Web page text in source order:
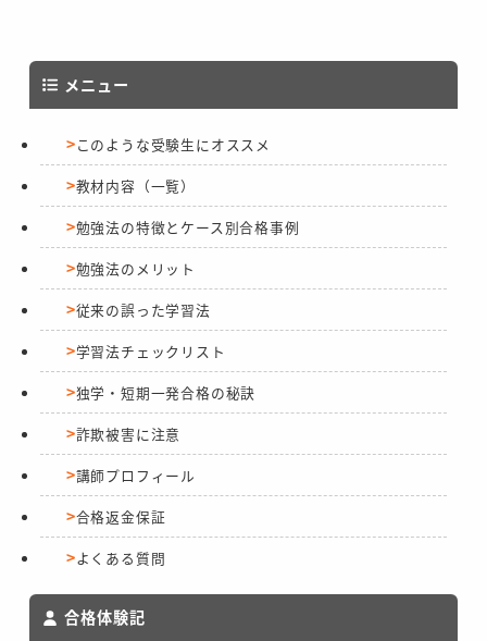
メニュー
このような受験生にオススメ
教材内容（一覧）
勉強法の特徴とケース別合格事例
勉強法のメリット
従来の誤った学習法
学習法チェックリスト
独学・短期一発合格の秘訣
詐欺被害に注意
講師プロフィール
合格返金保証
よくある質問
合格体験記